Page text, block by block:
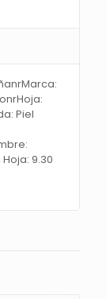
Piel
Hoja: 9.30